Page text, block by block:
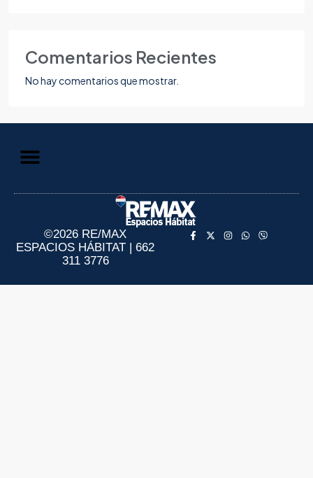
Comentarios Recientes
No hay comentarios que mostrar.
©2026 RE/MAX
ESPACIOS HÁBITAT | 662
311 3776